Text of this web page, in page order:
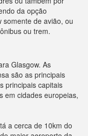
da opção
somente de avião, ou
ou trem.
Glasgow. As
são as principais
principais capitais
em cidades europeias,
a cerca de 10km do